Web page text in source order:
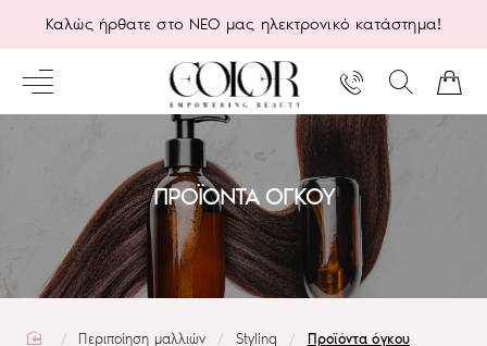
Καλώς ήρθατε στο ΝΕΟ μας ηλεκτρονικό κατάστημα!
homeΠεριποίηση μαλλιών Styling Προϊόντα όγκου
ΠΡΟΪΌΝΤΑ ΌΓΚΟΥ